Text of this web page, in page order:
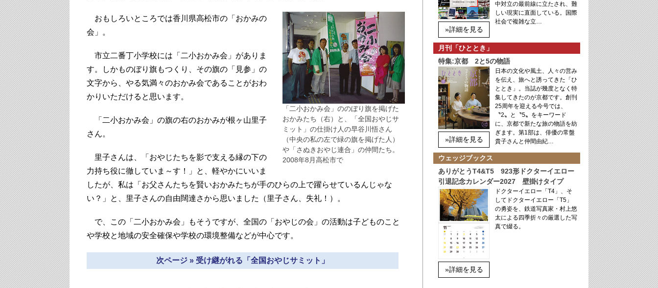
「二小おかみ会」ののぼり旗を掲げた
おかみたち（右）と、「全国おやじサ
ミット」の仕掛け人の早谷川悟さん
（中央の私の左で緑の旗を掲げた人）
や「さぬきおやじ連合」の仲間たち。
2008年8月高松市で
おもしろいところでは香川県高松市の「おかみの
会」。
市立二番丁小学校には「二小おかみ会」がありま
す。しかものぼり旗もつくり、その旗の「見参」の
文字から、やる気満々のおかみ会であることがおわ
かりいただけると思います。
「二小おかみ会」の旗の右のおかみが根ヶ山里子
さん。
里子さんは、「おやじたちを影で支える縁の下の
力持ち役に徹していま～す！」と、軽やかにいいま
したが、私は「お父さんたちを賢いおかみたちが手のひらの上で躍らせているんじゃな
い？」と、里子さんの自由闊達さから思いました（里子さん、失礼！）。
で、この「二小おかみ会」もそうですが、全国の「おやじの会」の活動は子どものこと
や学校と地域の安全確保や学校の環境整備などが中心です。
次ページ » 受け継がれる「全国おやじサミット」
»詳細を見る
中対立の最前線に立たされ、難
しい現実に直面している。国際
社会で複雑な立…
月刊「ひととき」
特集:京都 2と5の物語
»詳細を見る
日本の文化や風土、人々の営み
を伝え、旅へと誘ってきた「ひ
ととき」。当誌が幾度となく特
集してきたのが京都です。創刊
25周年を迎える今号では、
〝2〟と〝5〟をキーワード
に、京都で新たな旅の物語を紡
ぎます。第1部は、俳優の常盤
貴子さんと仲間由紀…
ウェッジブックス
ありがとうT4&T5 923形ドクターイエロー
引退記念カレンダー2027 壁掛けタイプ
»詳細を見る
ドクターイエロー「T4」、そ
してドクターイエロー「T5」
の勇姿を、鉄道写真家・村上悠
太による四季折々の厳選した写
真で綴る。